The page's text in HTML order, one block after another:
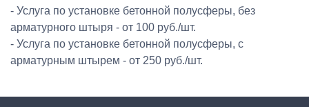
- Услуга по установке бетонной полусферы, без
арматурного штыря - от 100 руб./шт.
- Услуга по установке бетонной полусферы, с
арматурным штырем - от 250 руб./шт.